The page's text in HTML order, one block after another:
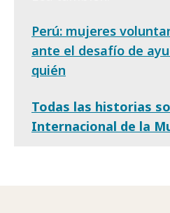
Perú: mujeres
ante el desafío de
quién
Todas las historias
Internacional de la